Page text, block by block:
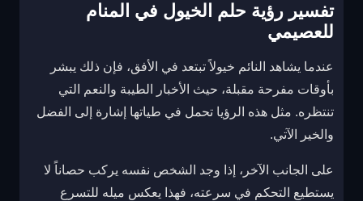
تفسير رؤية حلم الخيول في المنام
للعصيمي
عندما يشاهد النائم خيولاً تبتعد في الأفق، فإن ذلك يبشر
بأوقات مفرحة مقبلة، حيث الأخبار الطيبة والنعم التي
تنتظره. مثل هذه الرؤيا تحمل في طياتها إشارة إلى الفضل
والخير الآتي.
على الجانب الآخر، إذا وجد الشخص نفسه يركب حصاناً لا
يستطيع التحكم في سرعته، فهذا يعكس ميله للتسرع